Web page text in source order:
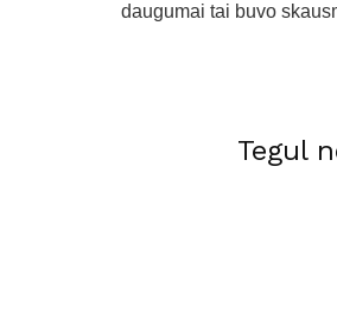
daugumai tai buvo
Tegul